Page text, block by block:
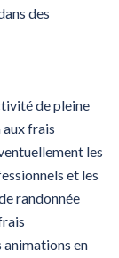
des
de pleine
frais
les
et les
randonnée
animations en